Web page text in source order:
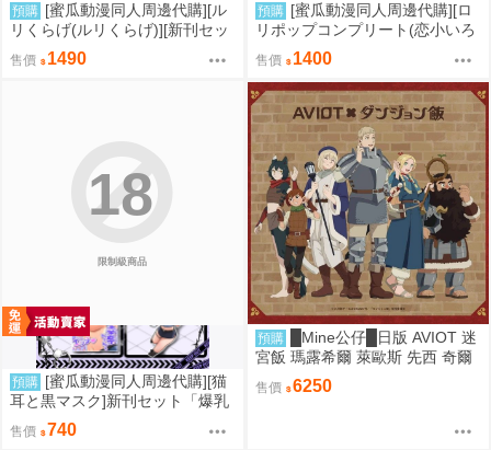
預購 [蜜瓜動漫同人周邊代購][ル
リくらげ(ルリくらげ)][新刊セッ
ト]くらげびより in ラハイロイ
(同人誌)
售價 1490
預購 [蜜瓜動漫同人周邊代購][ロ
リポップコンプリート(恋小いろ
り)]【新刊セット5点セット】My
Baby 6(同人誌)
售價 1400
限制級商品
18
預購 [蜜瓜動漫同人周邊代購][猫
耳と黒マスク]新刊セット「爆乳
ギャルの幸奈ちゃんと警官コス
エッチ」(同人誌)
售價 740
預購
█Mine公仔█日版 AVIOT 迷
宮飯 瑪露希爾 萊歐斯 先西 奇爾
查克 法琳 耳機 聯名 TE-V1R-DJ
M
售價 6250